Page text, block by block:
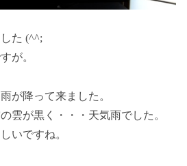
た (^^;
が。
が降って来ました。
雲が黒く・・・天気雨でした。
いですね。